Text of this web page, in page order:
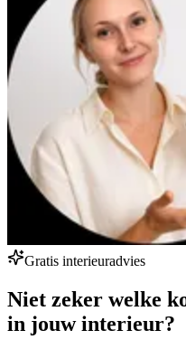
Gratis interieuradvies
Niet zeker welke
in jouw interieur?